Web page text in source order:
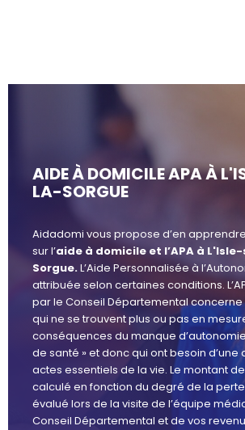
AIDE À DOMICILE APA À
LA-SORGUE
Aidadomi vous propose d’en
sur l’aide à domicile et l’APA à
Sorgue.L’Aide Personnalisée à
attribuée selon certaines conditions.
par le Conseil Départemental concerne
qui ne se trouvent plus ou pas en
conséquences du manque
de santé » et donc qui ont besoin d’une
actes essentiels de la vie. Le montant de
calculé en fonction du degré de la
évalué lors de la visite de l’équipe
Conseil Départemental et de vos